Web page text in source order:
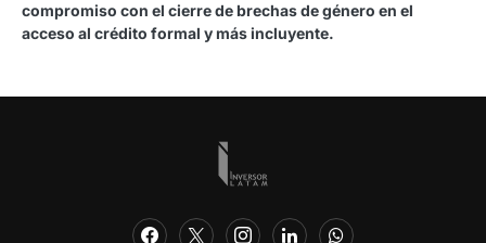
compromiso con el cierre de brechas de género en el
acceso al crédito formal y más incluyente.